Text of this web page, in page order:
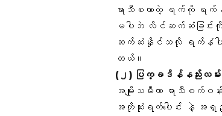
ရာသီစလာတဲ့ ရက်ကို ရ
မပါဘဲ လိင်ဆက်ဆံခြင်းကို
ဆက်ဆံနိုင်သလို ရက်နံပါတ်
တယ်။
(၂) ပြက္ခဒိန်နည်းလမ်း
အမျိုးသမီးဟာ ရာသီစက်ဝ
အတိုဆုံးရက်ပေါင်း နဲ့ အရှ